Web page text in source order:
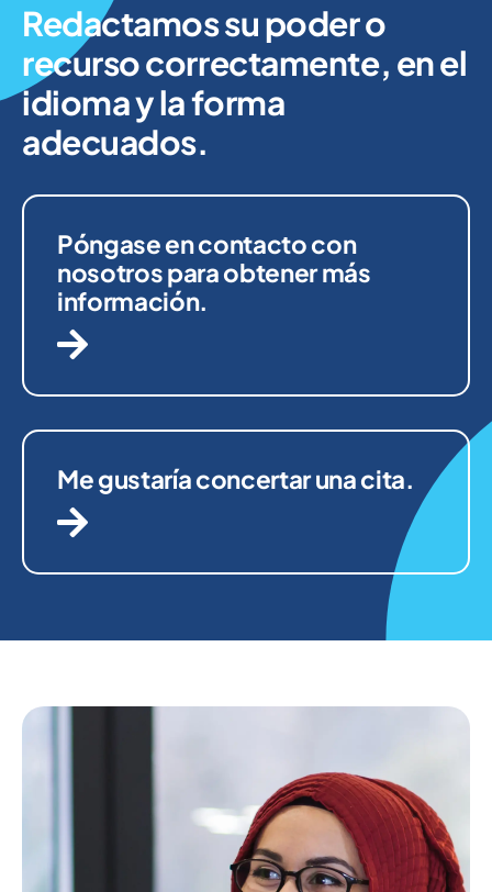
Redactamos su poder o
recurso correctamente, en el
idioma y la forma
adecuados.
Póngase en contacto con
nosotros para obtener más
información.
Me gustaría concertar una cita.